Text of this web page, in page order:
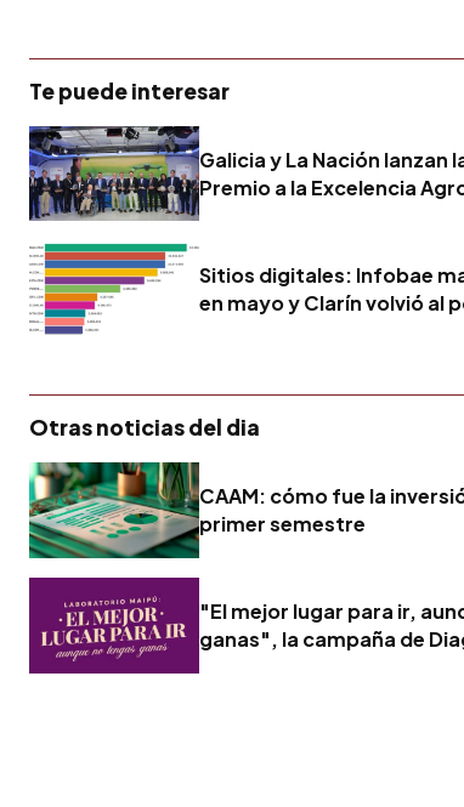
Te puede interesar
Galicia y La Nación lanzan
Premio a la Excelencia
Sitios digitales: Infobae
en mayo y Clarín volvió al
Otras noticias del dia
CAAM: cómo fue la
primer semestre
"El mejor lugar para ir,
ganas", la campaña de